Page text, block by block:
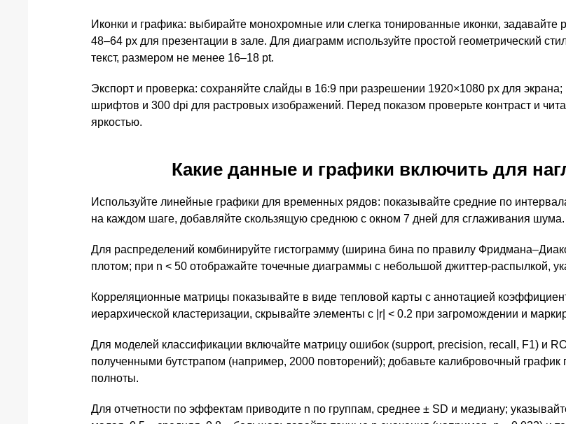
Иконки и графика: выбирайте монохромные или слегка тонированные иконки, задавайте
48–64 px для презентации в зале. Для диаграмм используйте простой геометрический
текст, размером не менее 16–18 pt.
Экспорт и проверка: сохраняйте слайды в 16:9 при разрешении 1920×1080 px для
шрифтов и 300 dpi для растровых изображений. Перед показом проверьте контраст и
яркостью.
Какие данные и графики включить для
Используйте линейные графики для временных рядов: показывайте средние по
на каждом шаге, добавляйте скользящую среднюю с окном 7 дней для сглаживания шума.
Для распределений комбинируйте гистограмму (ширина бина по правилу
плотом; при n < 50 отображайте точечные диаграммы с небольшой джиттер-распылкой,
Корреляционные матрицы показывайте в виде тепловой карты с аннотацией
иерархической кластеризации, скрывайте элементы с |r| < 0.2 при загромождении и
Для моделей классификации включайте матрицу ошибок (support, precision, recall, F1) и
полученными бутстрапом (например, 2000 повторений); добавьте калибровочный
полноты.
Для отчетности по эффектам приводите n по группам, среднее ± SD и медиану;